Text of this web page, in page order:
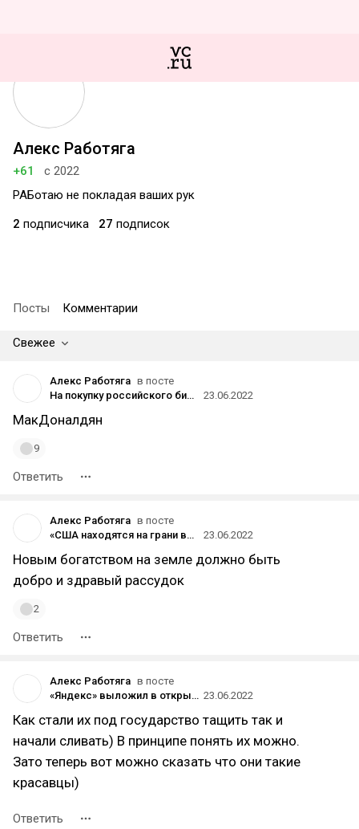
Алекс Работяга
+61
с 2022
РАБотаю не покладая ваших рук
2 подписчика 27 подписок
Посты Комментарии
Свежее
Алекс Работяга в посте
На покупку российского бизнеса McDonald's претендовали ресторатор Аркадий Новиков и сын экс-президента Армении — Forbes
23.06.2022
МакДоналдян
9
Ответить
Алекс Работяга в посте
«США находятся на грани войны с Китаем и Россией»
23.06.2022
Новым богатством на земле должно быть
добро и здравый рассудок
2
Ответить
Алекс Работяга в посте
«Яндекс» выложил в открытый доступ нейросеть YaLM 100B для генерации текстов на русском и английском 23.06.2022
Как стали их под государство тащить так и
начали сливать) В принципе понять их можно.
Зато теперь вот можно сказать что они такие
красавцы)
Ответить